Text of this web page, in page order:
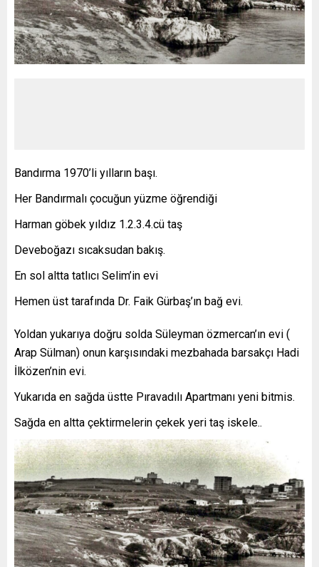
Bandırma 1970’li yılların başı.
Her Bandırmalı çocuğun yüzme öğrendiği
Harman göbek yıldız 1.2.3.4.cü taş
Deveboğazı sıcaksudan bakış.
En sol altta tatlıcı Selim’in evi
Hemen üst tarafında Dr. Faik Gürbaş’ın bağ evi.
Yoldan yukarıya doğru solda Süleyman özmercan’ın evi (
Arap Sülman) onun karşısındaki mezbahada barsakçı Hadi
İlközen’nin evi.
Yukarıda en sağda üstte Pıravadılı Apartmanı yeni bitmis.
Sağda en altta çektirmelerin çekek yeri taş iskele..